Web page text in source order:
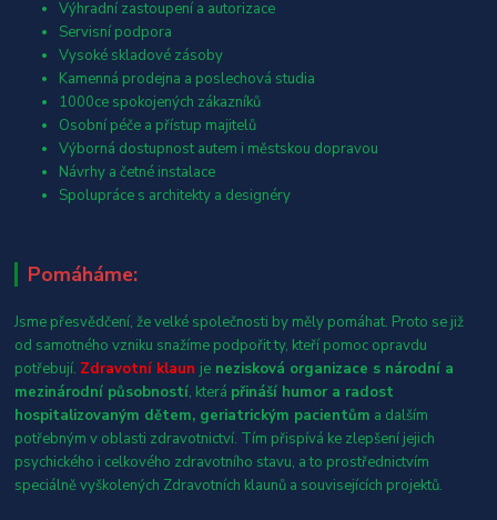
Výhradní zastoupení a autorizace
Servisní podpora
Vysoké skladové zásoby
Kamenná prodejna a poslechová studia
1000ce spokojených zákazníků
Osobní péče a přístup majitelů
Výborná dostupnost autem i městskou dopravou
Návrhy a četné instalace
Spolupráce s architekty a designéry
Pomáháme:
Jsme přesvědčení, že velké společnosti by měly pomáhat. Proto se již
od samotného vzniku snažíme podpořit ty, kteří pomoc opravdu
potřebují. Zdravotní klaun je nezisková organizace s národní a
mezinárodní působností, která přináší humor a radost
hospitalizovaným dětem, geriatrickým pacientům a dalším
potřebným v oblasti zdravotnictví. Tím přispívá ke zlepšení jejich
psychického i celkového zdravotního stavu, a to prostřednictvím
speciálně vyškolených Zdravotních klaunů a souvisejících projektů.